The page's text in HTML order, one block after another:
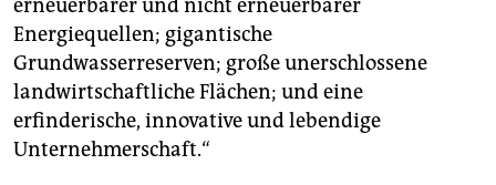
erneuerbarer und nicht erneuerbarer
Energiequellen; gigantische
Grundwasserreserven; große unerschlossene
landwirtschaftliche Flächen; und eine
erfinderische, innovative und lebendige
Unternehmerschaft.“